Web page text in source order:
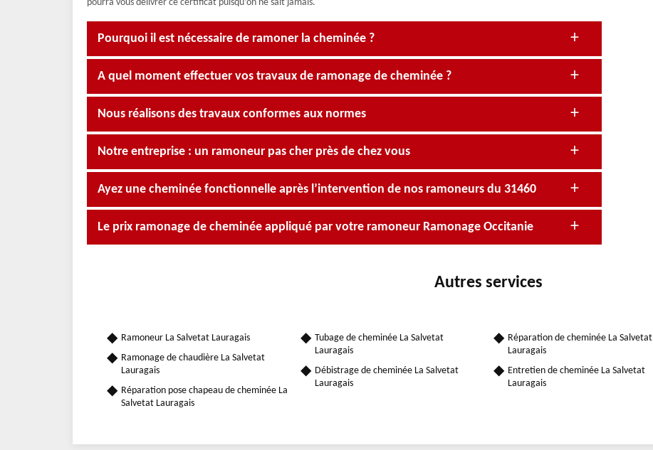
pourra vous délivrer ce certificat puisqu’on ne sait jamais.
Pourquoi il est nécessaire de ramoner la cheminée ?
A quel moment effectuer vos travaux de ramonage de cheminée ?
Nous réalisons des travaux conformes aux normes
Notre entreprise : un ramoneur pas cher près de chez vous
Ayez une cheminée fonctionnelle après l’intervention de nos ramoneurs du 31460
Le prix ramonage de cheminée appliqué par votre ramoneur Ramonage Occitanie
Autres services
Ramoneur La Salvetat Lauragais
Ramonage de chaudière La Salvetat
Lauragais
Réparation pose chapeau de cheminée La
Salvetat Lauragais
Tubage de cheminée La Salvetat
Lauragais
Débistrage de cheminée La Salvetat
Lauragais
Réparation de cheminée La Salvetat
Lauragais
Entretien de cheminée La Salvetat
Lauragais